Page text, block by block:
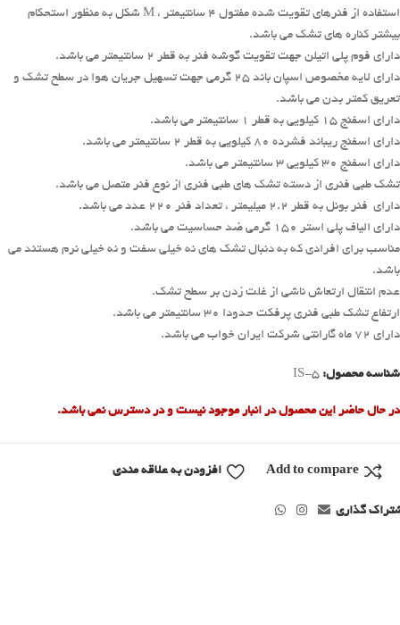
استفاده از فنرهای تقویت شده مفتول ۴ سانتیمتر ، M شکل به منظور استحکام
بیشتر کناره های تشک می باشد.
دارای فوم پلی اتیلن جهت تقویت گوشه فنر به قطر ۲ سانتیمتر می باشد.
دارای لایه مخصوص اسپان باند ۲۵ گرمی جهت تسهیل جریان هوا در سطح تشک و
تعریق کمتر بدن می باشد.
دارای اسفنج ۱۵ کیلویی به قطر ۱ سانتیمتر می باشد.
دارای اسفنج ریباند فشرده ۸۰ کیلویی به قطر ۲ سانتیمتر می باشد.
دارای اسفنج ۳۰ کیلویی ۳ سانتیمتر می باشد.
تشک طبی فنری از دسته تشک های طبی فنری از نوع فنر متصل می باشد.
دارای فنر بونل به قطر ۲.۲ میلیمتر ، تعداد فنر ۲۲۰ عدد می باشد.
دارای الیاف پلی استر ۱۵۰ گرمی ضد حساسیت می باشد.
مناسب برای افرادی که به دنبال تشک های نه خیلی سفت و نه خیلی نرم هستند می
باشد.
عدم انتقال ارتعاش ناشی از غلت زدن بر سطح تشک.
ارتفاع تشک طبی فنری پرفکت حدودا ۳۰ سانتیمتر می باشد.
دارای ۷۲ ماه گارانتی شرکت ایران خواب می باشد.
شناسه محصول: IS-5
در حال حاضر این محصول در انبار موجود نیست و در دسترس نمی باشد.
Add to compare افزودن به علاقه مندی
گذاری